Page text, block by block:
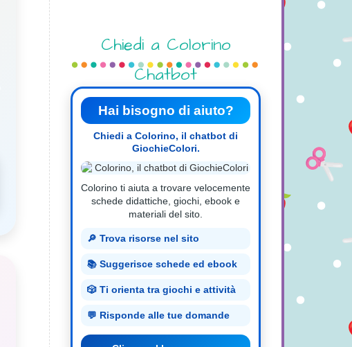
Chiedi a Colorino
Chatbot
Hai bisogno di aiuto?
Chiedi a Colorino, il chatbot di
GiochieColori.
Colorino ti aiuta a trovare velocemente
schede didattiche, giochi, ebook e
materiali del sito.
🔎 Trova risorse nel sito
📚 Suggerisce schede ed ebook
🎲 Ti orienta tra giochi e attività
💬 Risponde alle tue domande